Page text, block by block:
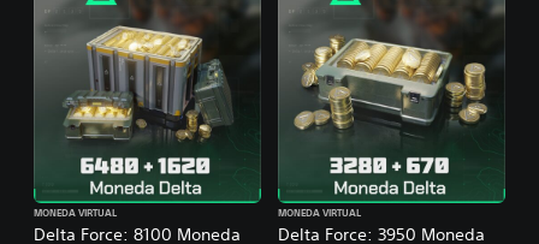
Delta Force: 8100 Moneda
MONEDA VIRTUAL
Delta Force: 3950 Moneda
MONEDA VIRTUAL